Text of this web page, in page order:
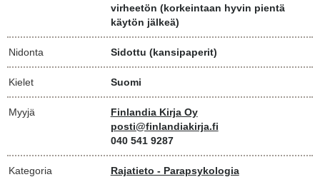
virheetön (korkeintaan hyvin pientä
käytön jälkeä)
Nidonta Sidottu (kansipaperit)
Kielet Suomi
Myyjä
Finlandia Kirja Oy
posti@finlandiakirja.fi
040 541 9287
Kategoria
Rajatieto - Parapsykologia